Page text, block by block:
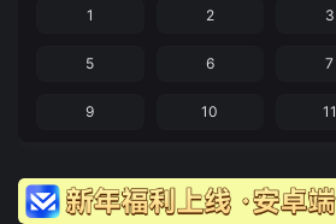
1 2 3
5 6 7
9 10 11